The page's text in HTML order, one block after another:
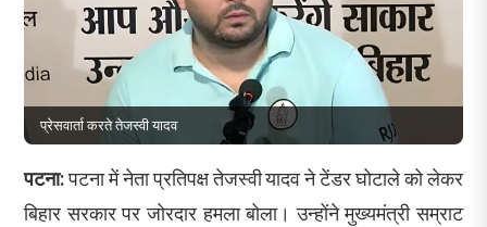
प्रेसवार्ता करते तेजस्वी यादव
पटना:पटना में नेता प्रतिपक्ष तेजस्वी यादव ने टेंडर घोटाले को लेकर
बिहार सरकार पर जोरदार हमला बोला। उन्होंने मुख्यमंत्री सम्राट